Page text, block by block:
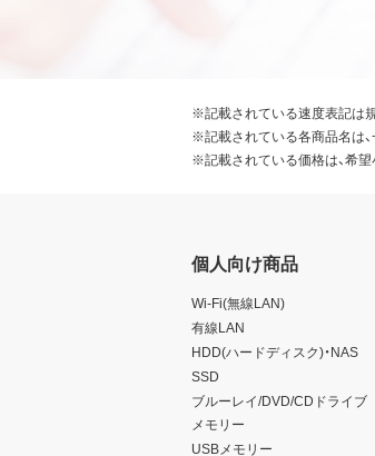
※記載されている速度表記は
※記載されている各商品名は
※記載されている価格は、希望
個人向け商品
Wi-Fi(無線LAN)
有線LAN
HDD(ハードディスク)・NAS
SSD
ブルーレイ/DVD/CDドライブ
メモリー
USBメモリー